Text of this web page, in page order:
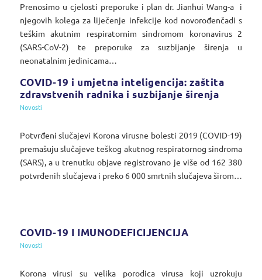
Prenosimo u cjelosti preporuke i plan dr. Jianhui Wang-a i
njegovih kolega za liječenje infekcije kod novorođenčadi s
teškim akutnim respiratornim sindromom koronavirus 2
(SARS-CoV-2) te preporuke za suzbijanje širenja u
neonatalnim jedinicama…
COVID-19 i umjetna inteligencija: zaštita
zdravstvenih radnika i suzbijanje širenja
Novosti
Potvrđeni slučajevi Korona virusne bolesti 2019 (COVID-19)
premašuju slučajeve teškog akutnog respiratornog sindroma
(SARS), a u trenutku objave registrovano je više od 162 380
potvrđenih slučajeva i preko 6 000 smrtnih slučajeva širom…
COVID-19 I IMUNODEFICIJENCIJA
Novosti
Korona virusi su velika porodica virusa koji uzrokuju